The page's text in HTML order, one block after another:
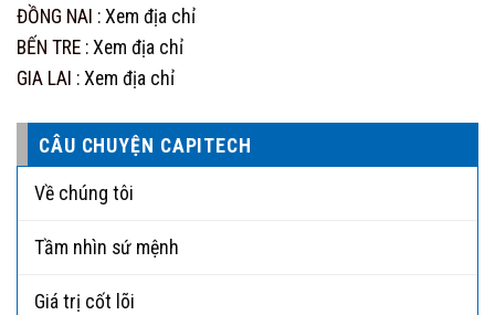
ĐỒNG NAI : Xem địa chỉ
BẾN TRE : Xem địa chỉ
GIA LAI : Xem địa chỉ
CÂU CHUYỆN CAPITECH
Về chúng tôi
Tầm nhìn sứ mệnh
Giá trị cốt lõi